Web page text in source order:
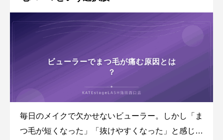
毎日のメイクで欠かせないビューラー。しかし「ま
つ毛が短くなった」「抜けやすくなった」と感じて